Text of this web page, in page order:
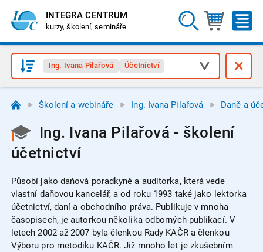
INTEGRA CENTRUM
kurzy, školení, semináře
Ing. Ivana Pilařová Účetnictví
Školení a webináře Ing. Ivana Pilařová Daně a
Ing. Ivana Pilařová - školení
účetnictví
Působí jako daňová poradkyně a auditorka, která vede
vlastní daňovou kancelář, a od roku 1993 také jako lektorka
účetnictví, daní a obchodního práva. Publikuje v mnoha
časopisech, je autorkou několika odborných publikací. V
letech 2002 až 2007 byla členkou Rady KAČR a členkou
Výboru pro metodiku KAČR. Již mnoho let je zkušebním